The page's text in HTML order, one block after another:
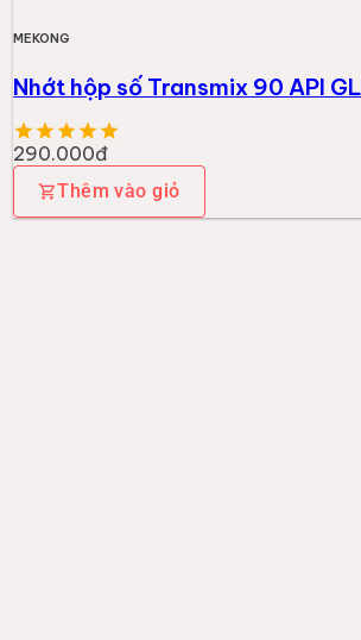
MEKONG
Nhớt hộp số Transmix 90 API
290.000đ
Thêm vào giỏ